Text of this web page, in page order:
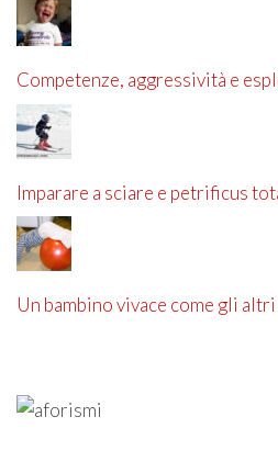
Competenze, aggressività e
Imparare a sciare e petrificus
Un bambino vivace come gli altri